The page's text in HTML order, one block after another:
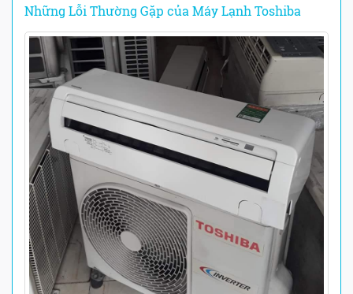
Những Lỗi Thường Gặp của Máy Lạnh Toshiba